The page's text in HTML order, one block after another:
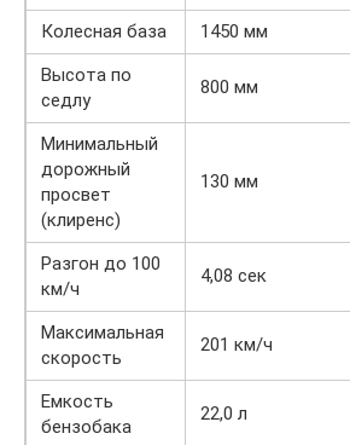
Колесная база
1450 мм
Высота по
седлу
800 мм
Минимальный
дорожный
просвет
(клиренс)
130 мм
Разгон до 100
км/ч
4,08 сек
Максимальная
скорость
201 км/ч
Емкость
бензобака
22,0 л